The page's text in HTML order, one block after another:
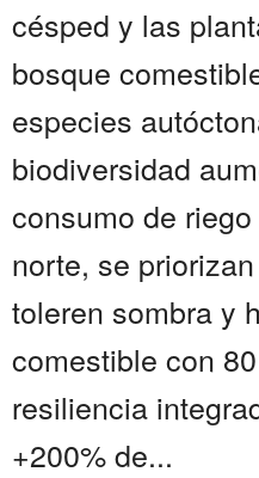
césped y las
bosque
especies
biodiversidad
consumo de
norte, se
toleren sombra y
comestible con
resiliencia
+200% de...